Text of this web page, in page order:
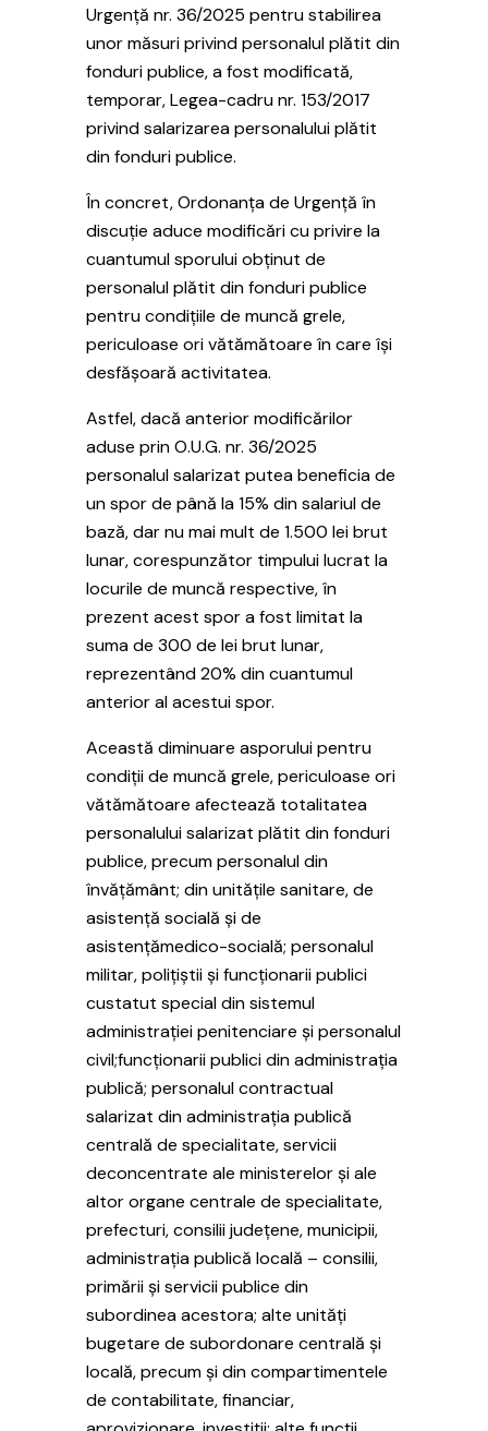
Urgență nr. 36/2025 pentru stabilirea
unor măsuri privind personalul plătit din
fonduri publice, a fost modificată,
temporar, Legea-cadru nr. 153/2017
privind salarizarea personalului plătit
din fonduri publice.
În concret, Ordonanța de Urgență în
discuție aduce modificări cu privire la
cuantumul sporului obținut de
personalul plătit din fonduri publice
pentru condițiile de muncă grele,
periculoase ori vătămătoare în care își
desfășoară activitatea.
Astfel, dacă anterior modificărilor
aduse prin O.U.G. nr. 36/2025
personalul salarizat putea beneficia de
un spor de până la 15% din salariul de
bază, dar nu mai mult de 1.500 lei brut
lunar, corespunzător timpului lucrat la
locurile de muncă respective, în
prezent acest spor a fost limitat la
suma de 300 de lei brut lunar,
reprezentând 20% din cuantumul
anterior al acestui spor.
Această diminuare asporului pentru
condiții de muncă grele, periculoase ori
vătămătoare afectează totalitatea
personalului salarizat plătit din fonduri
publice, precum personalul din
învățământ; din unitățile sanitare, de
asistență socială și de
asistențămedico-socială; personalul
militar, polițiștii și funcționarii publici
custatut special din sistemul
administrației penitenciare și personalul
civil;funcționarii publici din administrația
publică; personalul contractual
salarizat din administrația publică
centrală de specialitate, servicii
deconcentrate ale ministerelor şi ale
altor organe centrale de specialitate,
prefecturi, consilii județene, municipii,
administrația publică locală – consilii,
primării şi servicii publice din
subordinea acestora; alte unități
bugetare de subordonare centrală şi
locală, precum şi din compartimentele
de contabilitate, financiar,